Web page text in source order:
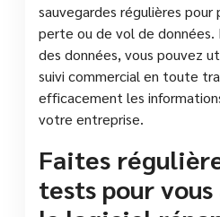
sauvegardes régulières
perte ou de vol de données.
des données, vous pouvez
suivi commercial en toute
efficacement les
votre entreprise.
Faites
tests pour vous